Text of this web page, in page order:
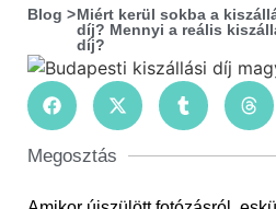
Blog >Miért kerül sokba a
díj? Mennyi a reális
díj?
Megosztás